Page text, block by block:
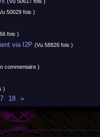
50029 fois )
fois )
via I2P (Vu 58826 fois )
commentaire )
)
18 »